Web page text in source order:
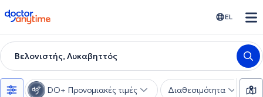
doctoranytime EL
Βελονιστής, Λυκαβηττός
DO+ Προνομιακές τιμές Διαθεσιμότητα